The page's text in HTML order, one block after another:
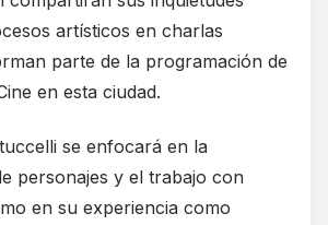
artísticos en charlas
parte de la programación de
en esta ciudad.
se enfocará en la
personajes y el trabajo con
en su experiencia como